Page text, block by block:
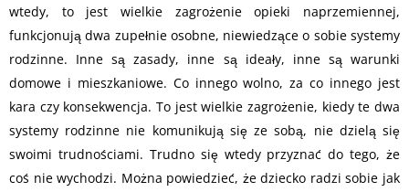
wtedy, to jest wielkie zagrożenie opieki naprzemiennej,
funkcjonują dwa zupełnie osobne, niewiedzące o sobie systemy
rodzinne. Inne są zasady, inne są ideały, inne są warunki
domowe i mieszkaniowe. Co innego wolno, za co innego jest
kara czy konsekwencja. To jest wielkie zagrożenie, kiedy te dwa
systemy rodzinne nie komunikują się ze sobą, nie dzielą się
swoimi trudnościami. Trudno się wtedy przyznać do tego, że
coś nie wychodzi. Można powiedzieć, że dziecko radzi sobie jak